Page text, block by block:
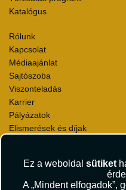
Ez a weboldal sütiket
A „Mindent elfogadok”,
Katalógus
Rólunk
Kapcsolat
Médiaajánlat
Sajtószoba
Viszonteladás
Karrier
Pályázatok
Elismerések és díjak
Utazási Csomag Szerződési
Útlemondás-biztosítás